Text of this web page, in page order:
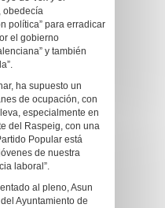
obedecía
política” para erradicar
el gobierno
y también
ha supuesto un
de ocupación, con
especialmente en
del Raspeig, con una
Popular está
de nuestra
laboral”.
al pleno, Asun
Ayuntamiento de